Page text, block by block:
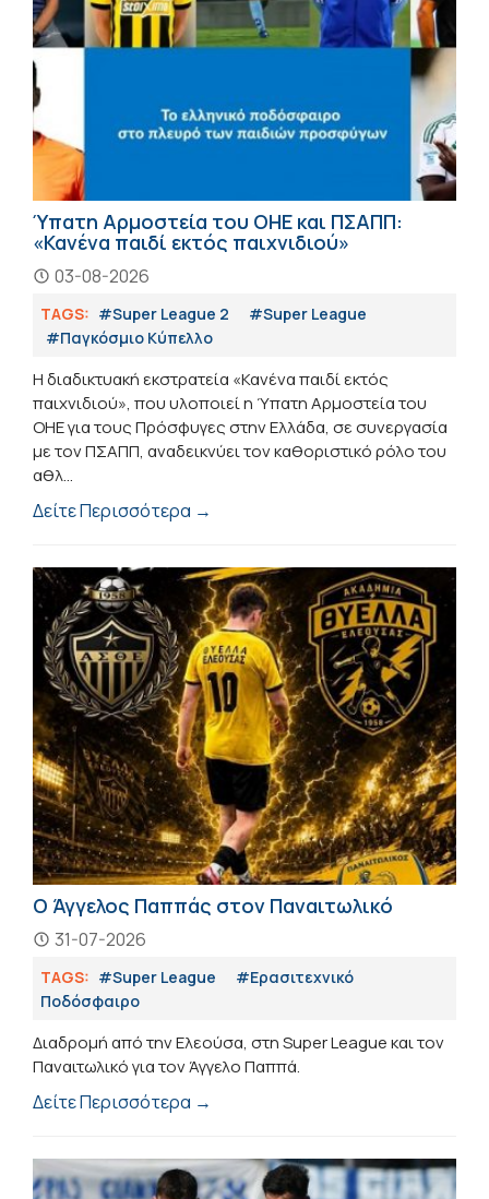
Ύπατη Αρμοστεία του ΟΗΕ και ΠΣΑΠΠ:
«Κανένα παιδί εκτός παιχνιδιού»
03-08-2026
TAGS: #Super League 2
#Super League
#Παγκόσμιο Κύπελλο
Η διαδικτυακή εκστρατεία «Κανένα παιδί εκτός
παιχνιδιού», που υλοποιεί η Ύπατη Αρμοστεία του
ΟΗΕ για τους Πρόσφυγες στην Ελλάδα, σε συνεργασία
με τον ΠΣΑΠΠ, αναδεικνύει τον καθοριστικό ρόλο του
αθλ...
Δείτε Περισσότερα →
Ο Άγγελος Παππάς στον Παναιτωλικό
31-07-2026
TAGS: #Super League
#Eρασιτεχνικό
Ποδόσφαιρο
Διαδρομή από την Ελεούσα, στη Super League και τον
Παναιτωλικό για τον Άγγελο Παππά.
Δείτε Περισσότερα →